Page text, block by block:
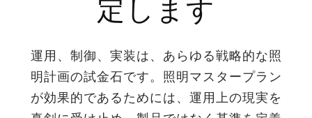
定します
運用、制御、実装は、あらゆる戦略的な照
明計画の試金石です。照明マスタープラン
が効果的であるためには、運用上の現実を